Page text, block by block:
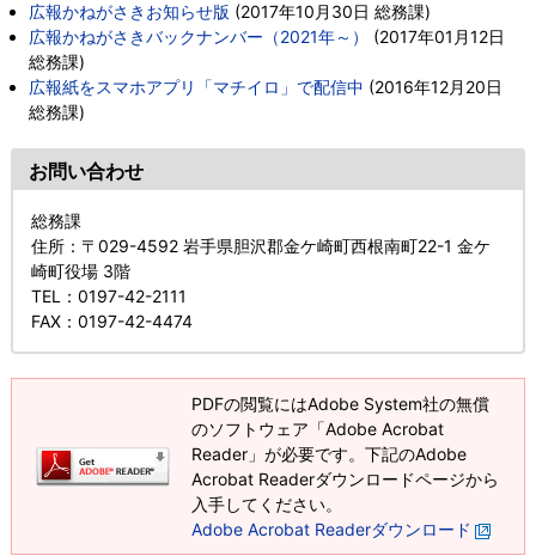
広報かねがさきお知らせ版 (2017年10月30日 総務課)
広報かねがさきバックナンバー（2021年～）
(2017年01月12日
総務課)
広報紙をスマホアプリ「マチイロ」で配信中 (2016年12月20日
総務課)
お問い合わせ
総務課
住所：〒029-4592 岩手県胆沢郡金ケ崎町西根南町22-1 金ケ
崎町役場 3階
TEL
：0197-42-2111
FAX：0197-42-4474
PDFの閲覧にはAdobe System社の無償
のソフトウェア「Adobe Acrobat
Reader」が必要です。下記のAdobe
Acrobat Readerダウンロードページから
入手してください。
Adobe Acrobat Readerダウンロード